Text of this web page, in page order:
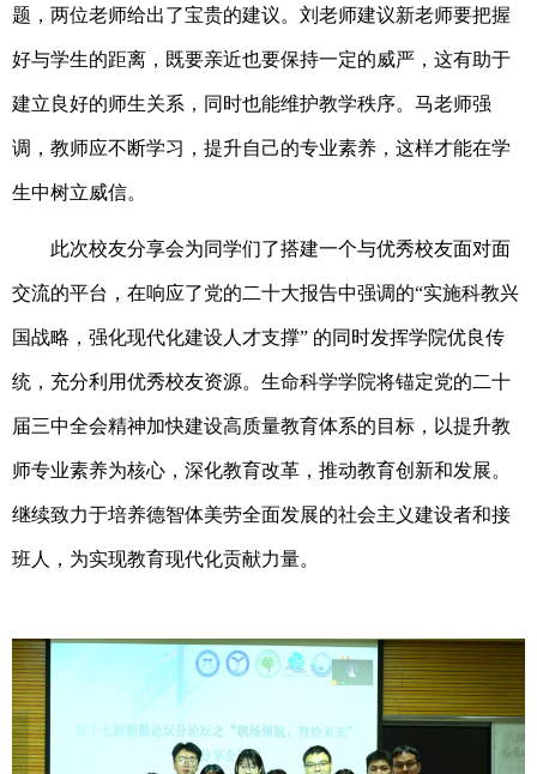
题，两位老师给出了宝贵的建议。刘老师建议新老师要把握
好与学生的距离，既要亲近也要保持一定的威严，这有助于
建立良好的师生关系，同时也能维护教学秩序。马老师强
调，教师应不断学习，提升自己的专业素养，这样才能在学
生中树立威信。
此次校友分享会为同学们了搭建一个与优秀校友面对面
交流的平台，在响应了党的二十大报告中强调的“实施科教兴
国战略，强化现代化建设人才支撑” 的同时发挥学院优良传
统，充分利用优秀校友资源。生命科学学院将锚定党的二十
届三中全会精神加快建设高质量教育体系的目标，以提升教
师专业素养为核心，深化教育改革，推动教育创新和发展。
继续致力于培养德智体美劳全面发展的社会主义建设者和接
班人，为实现教育现代化贡献力量。